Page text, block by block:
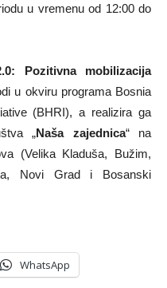
u vremenu od 12:00 do
Pozitivna mobilizacija
u okviru programa Bosnia
(BHRI), a realizira ga
„Naša zajednica“ na
(Velika Kladuša, Bužim,
Novi Grad i Bosanski
WhatsApp